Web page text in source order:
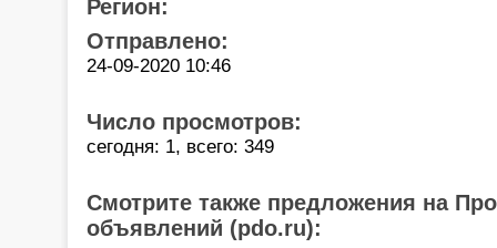
Регион:
Отправлено:
24-09-2020 10:46
Число просмотров:
сегодня: 1, всего: 349
Смотрите также предложения на
объявлений (pdo.ru):